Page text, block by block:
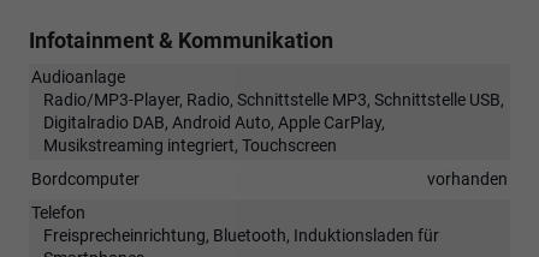
Infotainment & Kommunikation
Audioanlage
Radio/MP3-Player, Radio, Schnittstelle MP3, Schnittstelle USB,
Digitalradio DAB, Android Auto, Apple CarPlay,
Musikstreaming integriert, Touchscreen
Bordcomputer
vorhanden
Telefon
Freisprecheinrichtung, Bluetooth, Induktionsladen für